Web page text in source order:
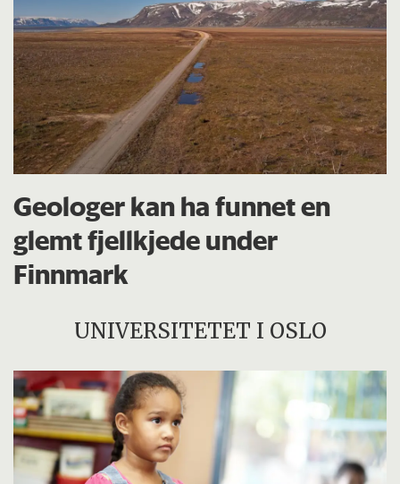
Geologer kan ha funnet en
glemt fjellkjede under
Finnmark
UNIVERSITETET I OSLO